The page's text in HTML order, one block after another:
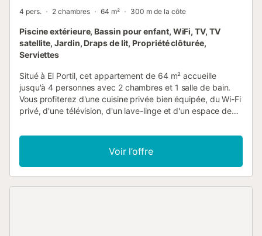
4 pers. 2 chambres 64 m² 300 m de la côte
Piscine extérieure, Bassin pour enfant, WiFi, TV, TV
satellite, Jardin, Draps de lit, Propriété clôturée,
Serviettes
Situé à El Portil, cet appartement de 64 m² accueille
jusqu'à 4 personnes avec 2 chambres et 1 salle de bain.
Vous profiterez d'une cuisine privée bien équipée, du Wi-Fi
privé, d'une télévision, d'un lave-linge et d'un espace de
flexibilité d'arrivée, et un lit bébé est disponible pour les
familles. Détendez-vous sur votre balcon privé ou sur la
terrasse non couverte. Le jardin commun offre un espace
extérieur supplémentaire, et les familles peuvent profiter
Voir l’offre